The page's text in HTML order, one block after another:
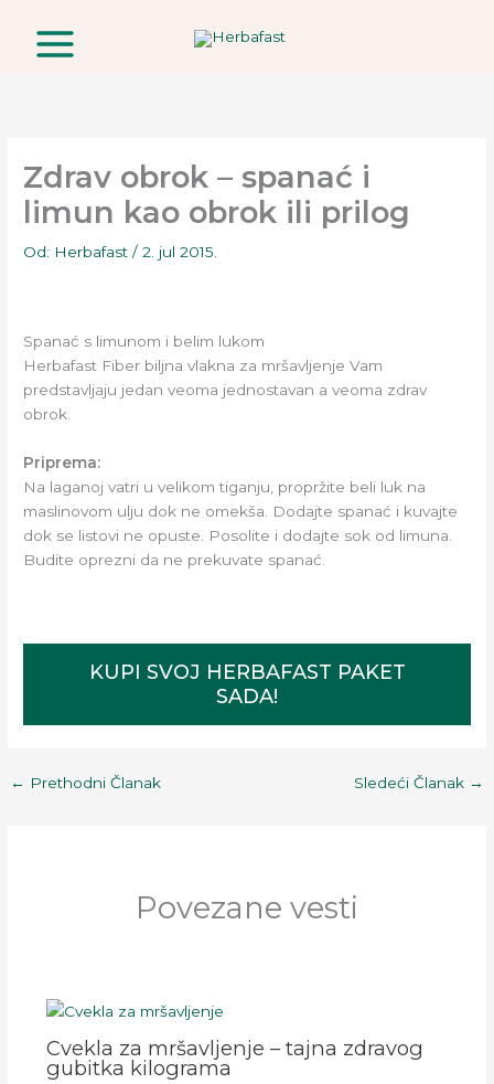
sadržaj
Zdrav obrok – spanać i
limun kao obrok ili prilog
Od: Herbafast/2. jul 2015.
Spanać s limunom i belim lukom
Herbafast Fiber biljna vlakna za mršavljenje Vam
predstavljaju jedan veoma jednostavan a veoma zdrav
obrok.
Priprema:
Na laganoj vatri u velikom tiganju, propržite beli luk na
maslinovom ulju dok ne omekša. Dodajte spanać i kuvajte
dok se listovi ne opuste. Posolite i dodajte sok od limuna.
Budite oprezni da ne prekuvate spanać.
KUPI SVOJ HERBAFAST PAKET
SADA!
← Prethodni Članak Sledeći Članak →
Povezane vesti
Cvekla za mršavljenje – tajna zdravog
gubitka kilograma